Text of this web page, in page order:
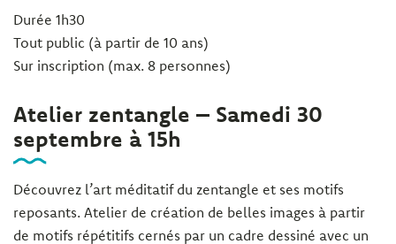
Durée 1h30
Tout public (à partir de 10 ans)
Sur inscription (max. 8 personnes)
Atelier zentangle – Samedi 30
septembre à 15h
Découvrez l’art méditatif du zentangle et ses motifs
reposants. Atelier de création de belles images à partir
de motifs répétitifs cernés par un cadre dessiné avec un